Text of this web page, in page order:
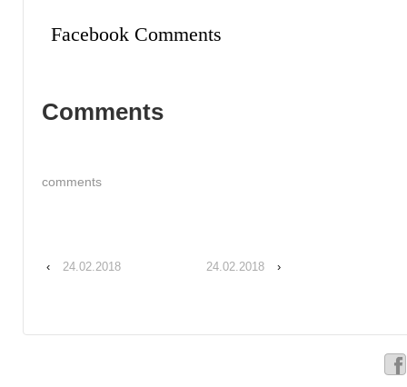
Facebook Comments
Comments
comments
‹ 24.02.2018 24.02.2018 ›